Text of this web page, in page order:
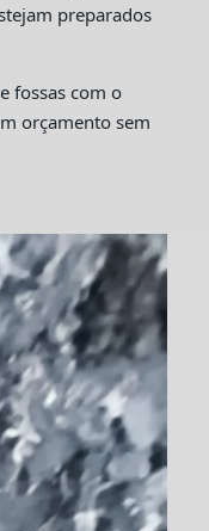
preparados
fossas com o
orçamento sem